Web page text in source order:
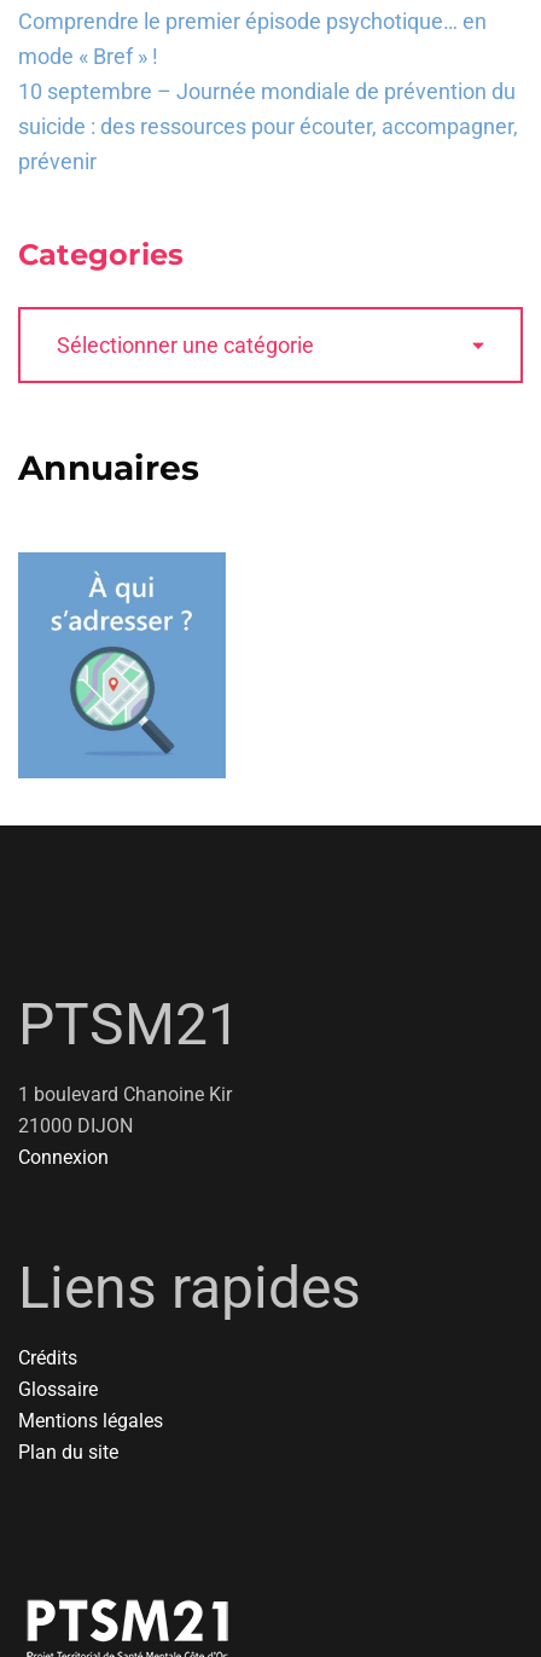
Comprendre le premier épisode psychotique… en
mode « Bref » !
10 septembre – Journée mondiale de prévention du
suicide : des ressources pour écouter, accompagner,
prévenir
Categories
Annuaires
PTSM21
1 boulevard Chanoine Kir
21000 DIJON
Connexion
Liens rapides
Crédits
Glossaire
Mentions légales
Plan du site